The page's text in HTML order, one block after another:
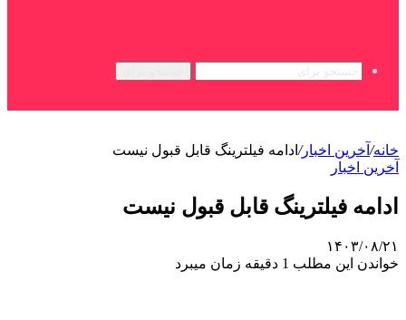
خانه/ آخرین اخبار/ ادامه فیلترینگ قابل قبول نیست
آخرین اخبار
ادامه فیلترینگ قابل قبول نیست
۱۴۰۳/۰۸/۲۱
خواندن این مطلب 1 دقیقه زمان میبرد